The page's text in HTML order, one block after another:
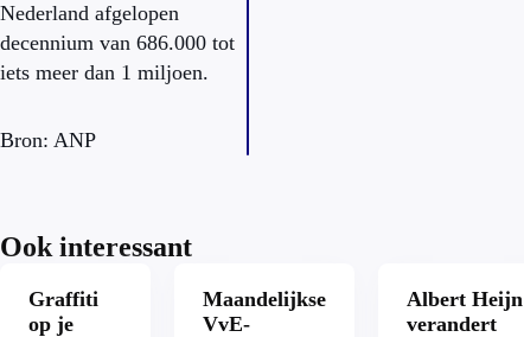
Nederland afgelopen
decennium van 686.000 tot
iets meer dan 1 miljoen.
Bron: ANP
Ook interessant
Graffiti
op je
Maandelijkse
VvE-
Albert Heijn
verandert